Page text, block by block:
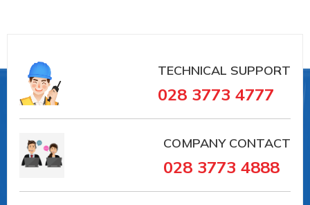
Straub
là nhà sản xuất thiết bị khớp nối ống và
xử lý sự cố đường ống đến từ Thụy Sĩ. Straub đã có
trên 30 năm trong lĩnh vực sản xuất và cung ứng
TECHNICAL SUPPORT
028 3773 4777
COMPANY CONTACT
028 3773 4888